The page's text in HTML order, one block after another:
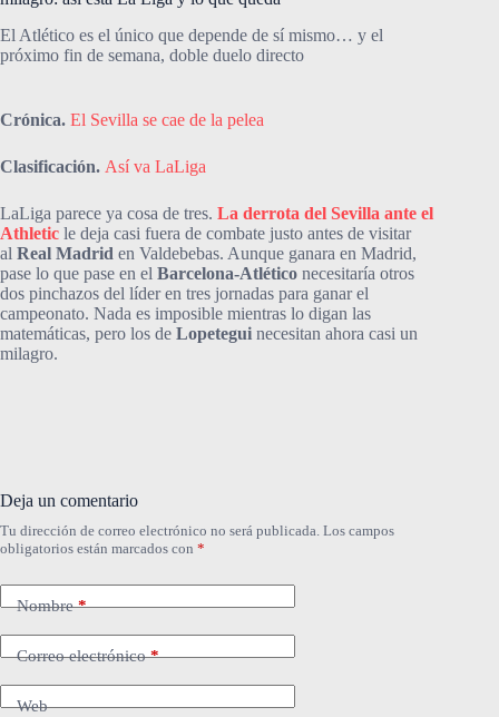
El Atlético es el único que depende de sí mismo… y el
próximo fin de semana, doble duelo directo
Crónica. El Sevilla se cae de la pelea
Clasificación. Así va LaLiga
LaLiga parece ya cosa de tres. La derrota del Sevilla ante el
Athletic le deja casi fuera de combate justo antes de visitar
al Real Madrid en Valdebebas. Aunque ganara en Madrid,
pase lo que pase en el Barcelona-Atlético necesitaría otros
dos pinchazos del líder en tres jornadas para ganar el
campeonato. Nada es imposible mientras lo digan las
matemáticas, pero los de Lopetegui necesitan ahora casi un
milagro.
Deja un comentario
Tu dirección de correo electrónico no será publicada. Los campos
obligatorios están marcados con *
Nombre*
Correo electrónico*
Web